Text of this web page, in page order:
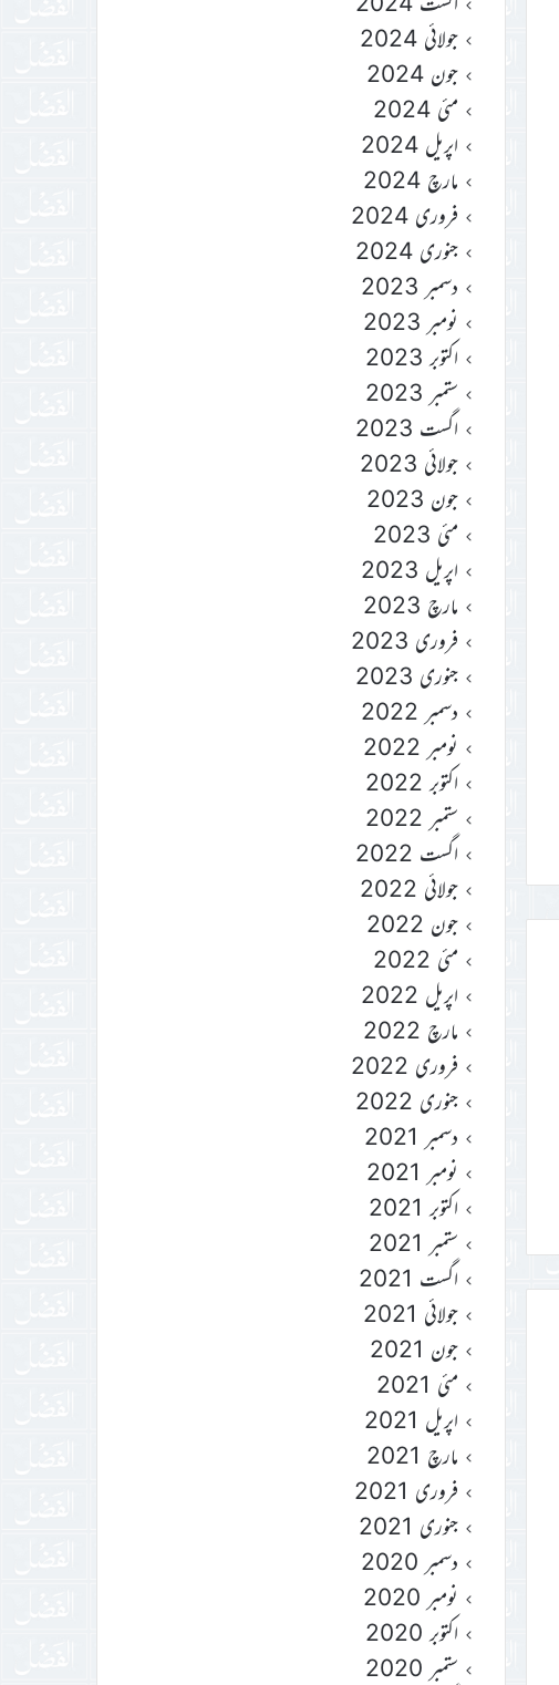
جولائی 2024
جون 2024
مئی 2024
اپریل 2024
مارچ 2024
فروری 2024
جنوری 2024
دسمبر 2023
نومبر 2023
اکتوبر 2023
ستمبر 2023
اگست 2023
جولائی 2023
جون 2023
مئی 2023
اپریل 2023
مارچ 2023
فروری 2023
جنوری 2023
دسمبر 2022
نومبر 2022
اکتوبر 2022
ستمبر 2022
اگست 2022
جولائی 2022
جون 2022
مئی 2022
اپریل 2022
مارچ 2022
فروری 2022
جنوری 2022
دسمبر 2021
نومبر 2021
اکتوبر 2021
ستمبر 2021
اگست 2021
جولائی 2021
جون 2021
مئی 2021
اپریل 2021
مارچ 2021
فروری 2021
جنوری 2021
دسمبر 2020
نومبر 2020
اکتوبر 2020
ستمبر 2020